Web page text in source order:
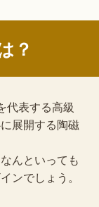
？
代表する高級
展開する陶磁
んといっても
ンでしょう。